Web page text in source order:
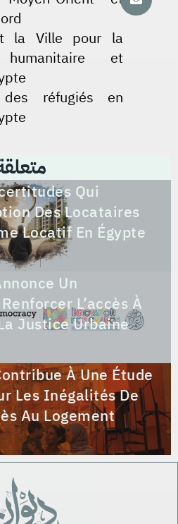
la Ville pour la
humanitaire et
des réfugiés en
Ou Logement
Qui
Des Locataires
Locatif En Égypte
Un
L’accès À
Justice Urbaine
À Une Étude
Les Inégalités De
Au Logement